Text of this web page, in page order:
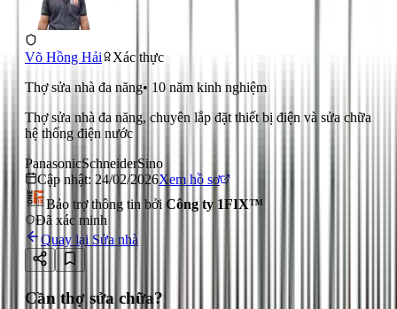
Võ Hồng Hải
Xác thực
Thợ sửa nhà đa năng• 10 năm kinh nghiệm
Thợ sửa nhà đa năng, chuyên lắp đặt thiết bị điện và sửa chữa
hệ thống điện nước
PanasonicSchneiderSino
Cập nhật: 24/02/2026Xem hồ sơ
Bảo trợ thông tin bởi Công ty 1FIX™
Đã xác minh
Quay lại Sửa nhà
Cần thợ sửa chữa?